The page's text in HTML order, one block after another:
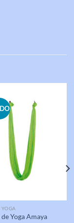
YOGA
Yoga Amaya